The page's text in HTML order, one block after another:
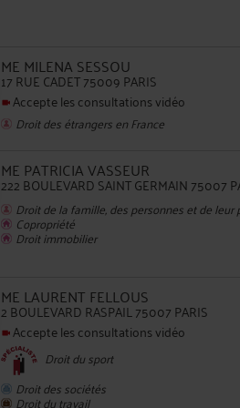
ME MILENA SESSOU
17 RUE CADET 75009 PARIS
Accepte les consultations vidéo
Droit des étrangers en France
ME PATRICIA VASSEUR
222 BOULEVARD SAINT GERMAIN 75007
Droit de la famille, des personnes et de
Copropriété
Droit immobilier
ME LAURENT FELLOUS
2 BOULEVARD RASPAIL 75007 PARIS
Accepte les consultations vidéo
Droit du sport
Droit des sociétés
Droit du travail